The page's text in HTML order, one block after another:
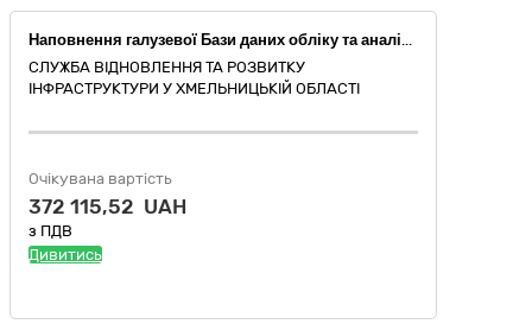
Наповнення галузевої Бази даних обліку та аналізу дорожньо-транспортних пригод (ДТП) інформацією про стан аварійності за IV квартал 2023 року та І-ІІІ квартал 2024 року на мережі автомобільних доріг загального користування державного значення Хмельницької області
СЛУЖБА ВІДНОВЛЕННЯ ТА РОЗВИТКУ
ІНФРАСТРУКТУРИ У ХМЕЛЬНИЦЬКІЙ ОБЛАСТІ
Очікувана вартість
372 115,52 UAH
з ПДВ
Дивитись